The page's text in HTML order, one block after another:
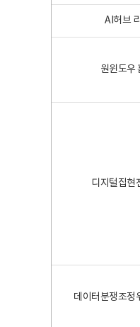
AI허브
원윈도우
디지털집현
데이터분쟁조정